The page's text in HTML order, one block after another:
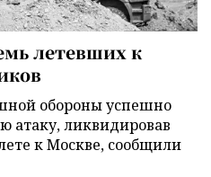
летевших к
обороны успешно
атаку, ликвидировав
к Москве, сообщили